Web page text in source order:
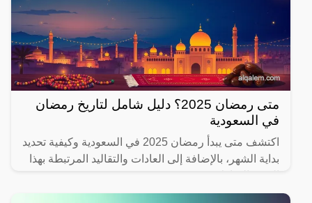
متى رمضان 2025؟ دليل شامل لتاريخ رمضان
في السعودية
اكتشف متى يبدأ رمضان 2025 في السعودية وكيفية تحديد
بداية الشهر، بالإضافة إلى العادات والتقاليد المرتبطة بهذا